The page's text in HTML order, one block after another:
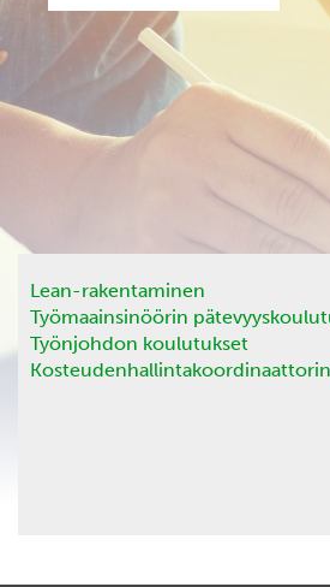
Lean-rakentaminen
Työmaainsinöörin
Työnjohdon koulutukset